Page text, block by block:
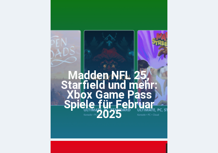
Madden NFL 25,
Starfield und mehr:
Xbox Game Pass
Spiele für Februar
2025